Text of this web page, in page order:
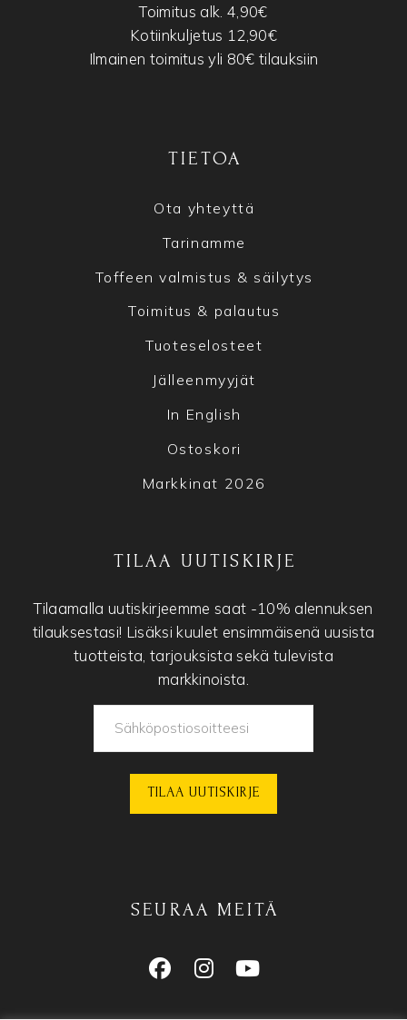
Toimitus alk. 4,90€
Kotiinkuljetus 12,90€
Ilmainen toimitus yli 80€ tilauksiin
TIETOA
Ota yhteyttä
Tarinamme
Toffeen valmistus & säilytys
Toimitus & palautus
Tuoteselosteet
Jälleenmyyjät
In English
Ostoskori
Markkinat 2026
TILAA UUTISKIRJE
Tilaamalla uutiskirjeemme saat -10% alennuksen
tilauksestasi! Lisäksi kuulet ensimmäisenä uusista
tuotteista, tarjouksista sekä tulevista
markkinoista.
SEURAA MEITÄ